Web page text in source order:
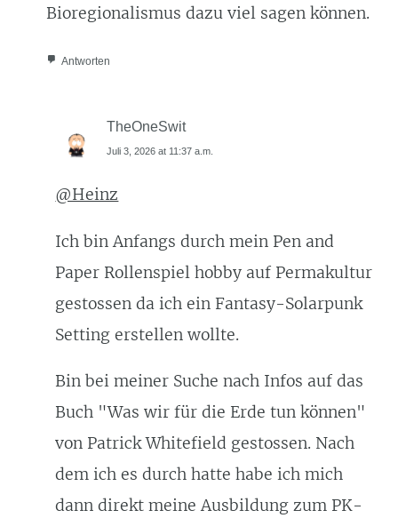
Bioregionalismus dazu viel sagen können.
Antworten
TheOneSwit
Juli 3, 2026 at 11:37 a.m.
@Heinz
Ich bin Anfangs durch mein Pen and
Paper Rollenspiel hobby auf Permakultur
gestossen da ich ein Fantasy-Solarpunk
Setting erstellen wollte.
Bin bei meiner Suche nach Infos auf das
Buch "Was wir für die Erde tun können"
von Patrick Whitefield gestossen. Nach
dem ich es durch hatte habe ich mich
dann direkt meine Ausbildung zum PK-